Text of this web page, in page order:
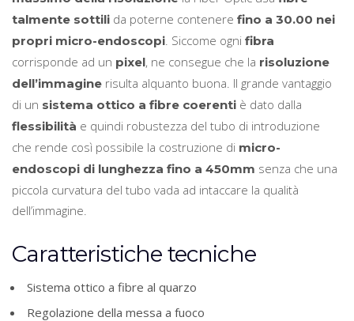
talmente sottili da poterne contenere fino a 30.00 nei
propri micro-endoscopi . Siccome ogni fibra
corrisponde ad un pixel, ne consegue che la risoluzione
dell’immagine risulta alquanto buona. Il grande vantaggio
di un sistema ottico a fibre coerenti è dato dalla
flessibilità e quindi robustezza del tubo di introduzione
che rende così possibile la costruzione di micro-
endoscopi di lunghezza fino a 450mm senza che una
piccola curvatura del tubo vada ad intaccare la qualità
dell’immagine.
Caratteristiche tecniche
Sistema ottico a fibre al quarzo
Regolazione della messa a fuoco